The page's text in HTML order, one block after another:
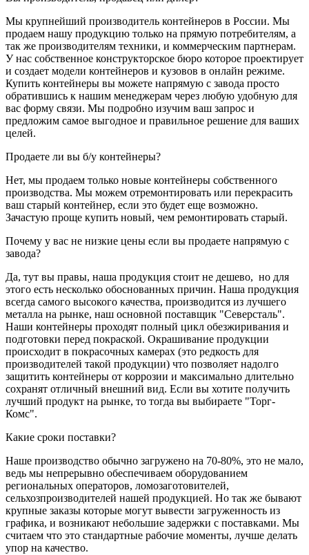
Мы крупнейший производитель контейнеров в России. Мы
продаем нашу продукцию только на прямую потребителям, а
так же производителям техники, и коммерческим партнерам.
У нас собственное конструкторское бюро которое проектирует
и создает модели контейнеров и кузовов в онлайн режиме.
Купить контейнеры вы можете напрямую с завода просто
обратившись к нашим менеджерам через любую удобную для
вас форму связи. Мы подробно изучим ваш запрос и
предложим самое выгодное и правильное решение для ваших
целей.
Продаете ли вы б/у контейнеры?
Нет, мы продаем только новые контейнеры собственного
производства. Мы можем отремонтировать или перекрасить
ваш старый контейнер, если это будет еще возможно.
Зачастую проще купить новый, чем ремонтировать старый.
Почему у вас не низкие цены если вы продаете напрямую с
завода?
Да, тут вы правы, наша продукция стоит не дешево, но для
этого есть несколько обоснованных причин. Наша продукция
всегда самого высокого качества, производится из лучшего
металла на рынке, наш основной поставщик "Северсталь".
Наши контейнеры проходят полный цикл обезжиривания и
подготовки перед покраской. Окрашивание продукции
происходит в покрасочных камерах (это редкость для
производителей такой продукции) что позволяет надолго
защитить контейнеры от коррозии и максимально длительно
сохранят отличный внешний вид. Если вы хотите получить
лучший продукт на рынке, то тогда вы выбираете "Торг-
Комс".
Какие сроки поставки?
Наше производство обычно загружено на 70-80%, это не мало,
ведь мы непрерывно обеспечиваем оборудованием
региональных операторов, ломозаготовителей,
сельхозпроизводителей нашей продукцией. Но так же бывают
крупные заказы которые могут вывести загруженность из
графика, и возникают небольшие задержки с поставками. Мы
считаем что это стандартные рабочие моменты, лучше делать
упор на качество.